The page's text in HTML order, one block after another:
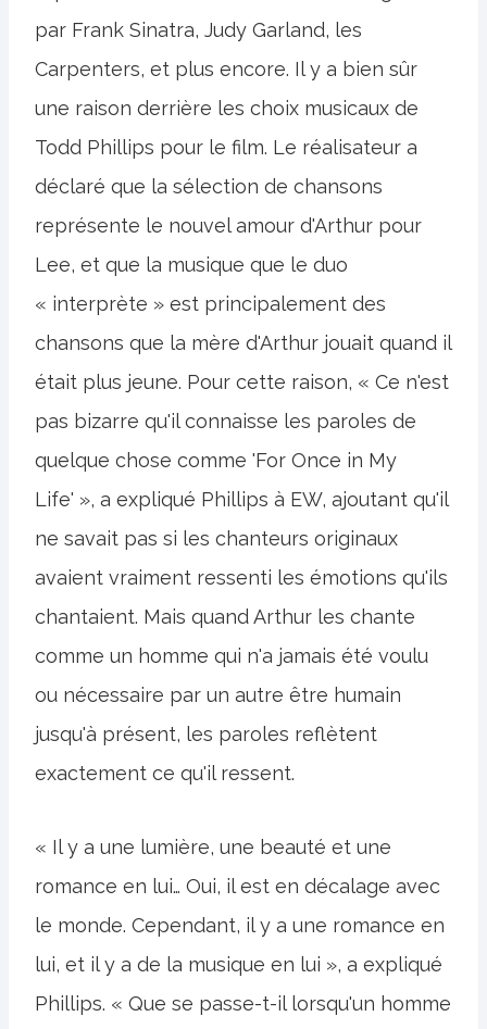
par Frank Sinatra, Judy Garland, les
Carpenters, et plus encore. Il y a bien sûr
une raison derrière les choix musicaux de
Todd Phillips pour le film. Le réalisateur a
déclaré que la sélection de chansons
représente le nouvel amour d'Arthur pour
Lee, et que la musique que le duo
« interprète » est principalement des
chansons que la mère d'Arthur jouait quand il
était plus jeune. Pour cette raison, « Ce n'est
pas bizarre qu'il connaisse les paroles de
quelque chose comme 'For Once in My
Life' », a expliqué Phillips à EW, ajoutant qu'il
ne savait pas si les chanteurs originaux
avaient vraiment ressenti les émotions qu'ils
chantaient. Mais quand Arthur les chante
comme un homme qui n'a jamais été voulu
ou nécessaire par un autre être humain
jusqu'à présent, les paroles reflètent
exactement ce qu'il ressent.
« Il y a une lumière, une beauté et une
romance en lui… Oui, il est en décalage avec
le monde. Cependant, il y a une romance en
lui, et il y a de la musique en lui », a expliqué
Phillips. « Que se passe-t-il lorsqu'un homme